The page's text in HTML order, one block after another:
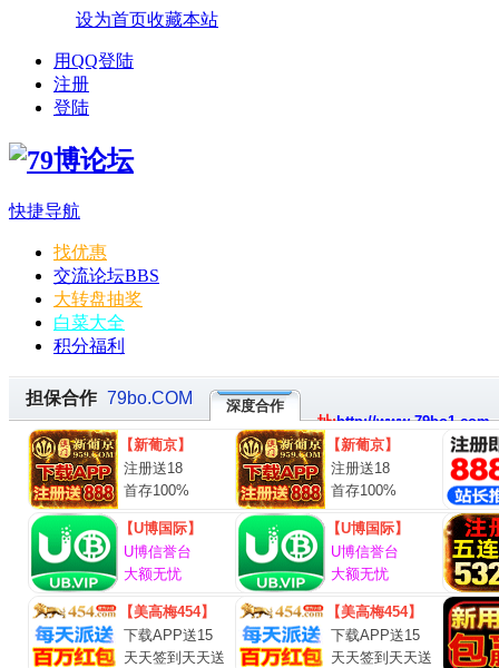
设为首页收藏本站
用QQ登陆
注册
登陆
快捷导航
找优惠
交流论坛BBS
大转盘抽奖
白菜大全
积分福利